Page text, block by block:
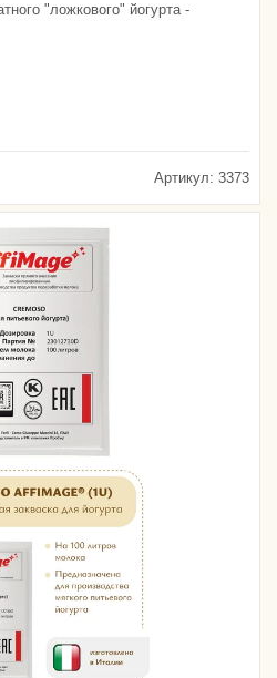
"ложкового" йогурта -
Артикул: 3373